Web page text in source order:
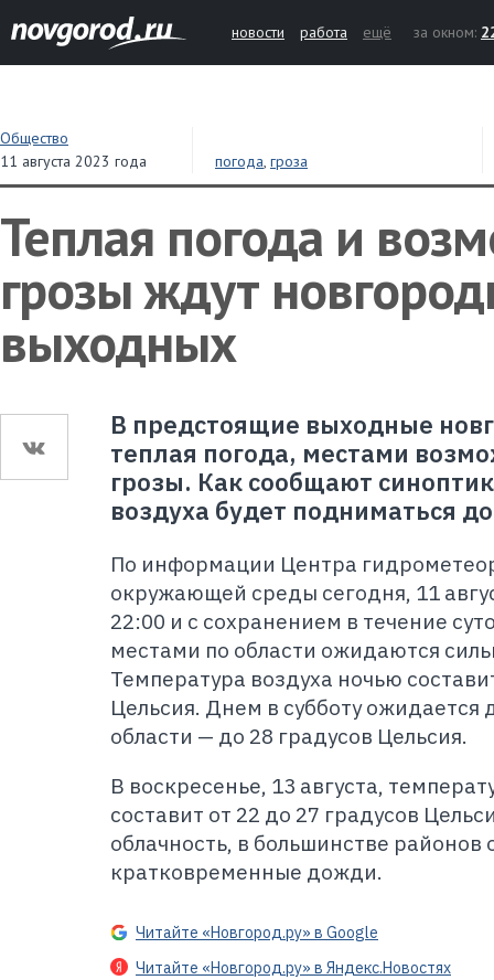
новости работа ещё за окном:
Общество
11 августа 2023 года
погода, гроза
Теплая погода и
грозы ждут
выходных
В предстоящие выходные
теплая погода, местами
грозы. Как сообщают
воздуха будет подниматься
По информации Центра
окружающей среды сегодня, 11
22:00 и с сохранением в течение
местами по области ожидаются
Температура воздуха ночью
Цельсия. Днем в субботу ожидается
области — до 28 градусов Цельсия.
В воскресенье, 13 августа,
составит от 22 до 27 градусов
облачность, в большинстве
кратковременные дожди.
Читайте «Новгород.ру» в Google
Читайте «Новгород.ру» в Яндекс.Новостях